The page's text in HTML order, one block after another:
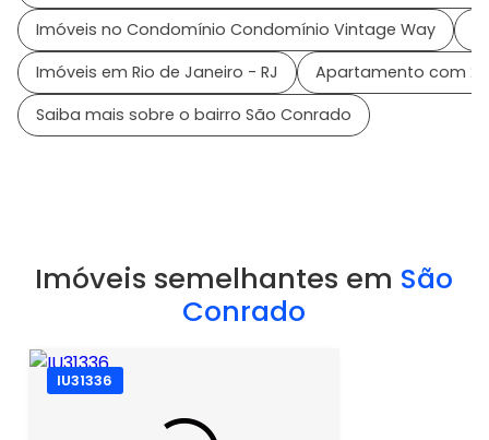
Imóveis no Condomínio Condomínio Vintage Way
Imóveis em Rio de Janeiro - RJ
Apartamento com 2
Saiba mais sobre o bairro São Conrado
Imóveis semelhantes em São
Conrado
IU31336